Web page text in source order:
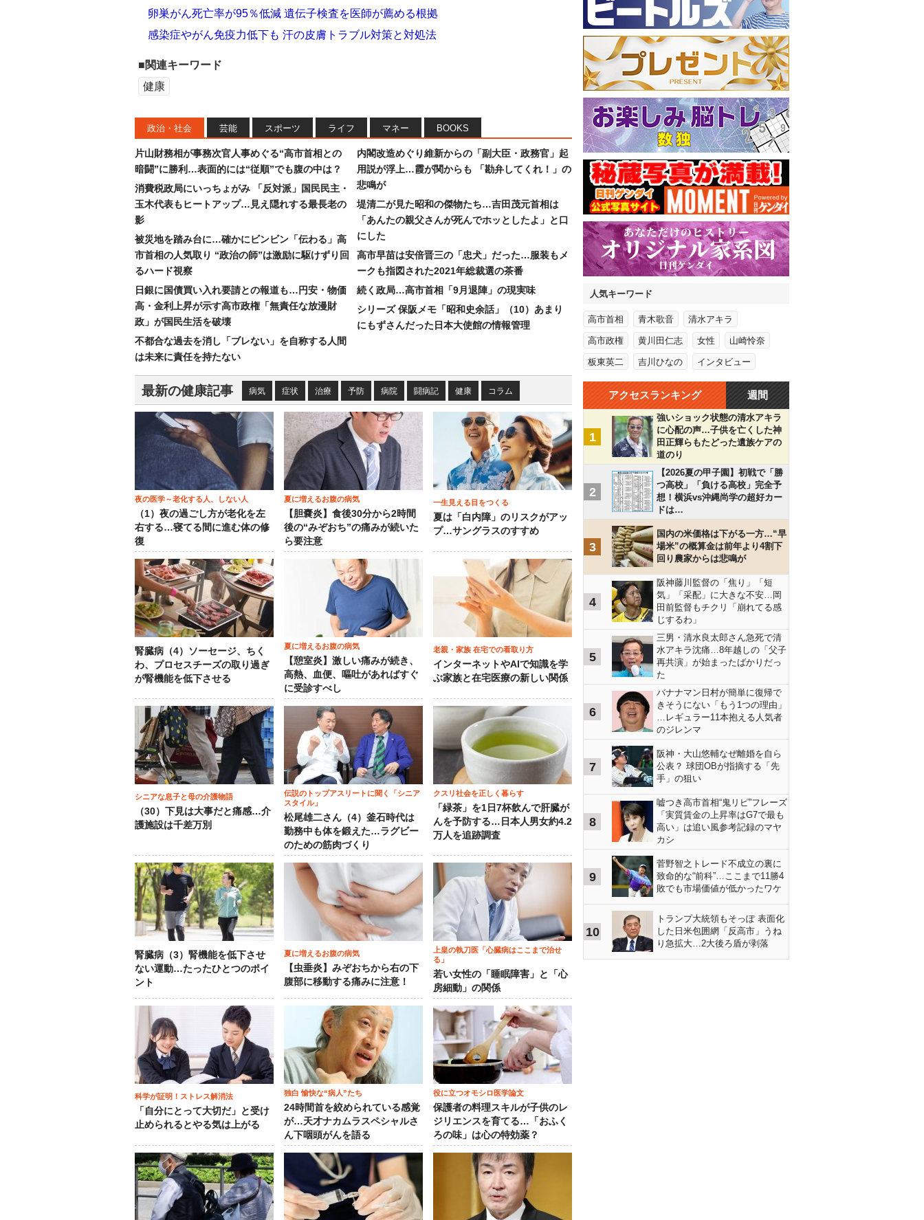
卵巣がん死亡率が95％低減 遺伝子検査を医師が薦める根拠
感染症やがん免疫力低下も 汗の皮膚トラブル対策と対処法
■関連キーワード
健康
政治・社会 芸能 スポーツ ライフ マネー BOOKS
片山財務相が事務次官人事めぐる“高市首相との
暗闘”に勝利…表面的には“従順”でも腹の中は？
消費税政局にいっちょがみ 「反対派」国民民主・
玉木代表もヒートアップ…見え隠れする最長老の
影
被災地を踏み台に…確かにビンビン「伝わる」高
市首相の人気取り “政治の師”は激励に駆けずり回
るハード視察
日銀に国債買い入れ要請との報道も…円安・物価
高・金利上昇が示す高市政権「無責任な放漫財
政」が国民生活を破壊
不都合な過去を消し「ブレない」を自称する人間
は未来に責任を持たない
内閣改造めぐり維新からの「副大臣・政務官」起
用説が浮上…霞が関からも 「勘弁してくれ！」の
悲鳴が
堤清二が見た昭和の傑物たち…吉田茂元首相は
「あんたの親父さんが死んでホッとしたよ」と口
にした
高市早苗は安倍晋三の「忠犬」だった…服装もメ
ークも指図された2021年総裁選の茶番
続く政局…高市首相「9月退陣」の現実味
シリーズ 保阪メモ「昭和史余話」（10）あまり
にもずさんだった日本大使館の情報管理
最新の健康記事 病気 症状 治療 予防 病院 闘病記 健康 コラム
夜の医学～老化する人、しない人
（1）夜の過ごし方が老化を左
右する…寝てる間に進む体の修
復
夏に増えるお腹の病気
【胆嚢炎】食後30分から2時間
後の“みぞおち”の痛みが続いた
ら要注意
一生見える目をつくる
夏は「白内障」のリスクがアッ
プ…サングラスのすすめ
腎臓病（4）ソーセージ、ちく
わ、プロセスチーズの取り過ぎ
が腎機能を低下させる
夏に増えるお腹の病気
【憩室炎】激しい痛みが続き、
高熱、血便、嘔吐があればすぐ
に受診すべし
老親・家族 在宅での看取り方
インターネットやAIで知識を学
ぶ家族と在宅医療の新しい関係
シニアな息子と母の介護物語
（30）下見は大事だと痛感…介
護施設は千差万別
伝説のトップアスリートに聞く「シニア
スタイル」
松尾雄二さん（4）釜石時代は
勤務中も体を鍛えた…ラグビー
のための筋肉づくり
クスリ社会を正しく暮らす
「緑茶」を1日7杯飲んで肝臓が
んを予防する…日本人男女約4.2
万人を追跡調査
腎臓病（3）腎機能を低下させ
ない運動…たったひとつのポイ
ント
夏に増えるお腹の病気
【虫垂炎】みぞおちから右の下
腹部に移動する痛みに注意！
上皇の執刀医「心臓病はここまで治せ
る」
若い女性の「睡眠障害」と「心
房細動」の関係
科学が証明！ストレス解消法
「自分にとって大切だ」と受け
止められるとやる気は上がる
独白 愉快な“病人”たち
24時間首を絞められている感覚
が…天才ナカムラスペシャルさ
ん下咽頭がんを語る
役に立つオモシロ医学論文
保護者の料理スキルが子供のレ
ジリエンスを育てる…「おふく
ろの味」は心の特効薬？
人気キーワード
高市首相 青木歌音 清水アキラ
高市政権 黄川田仁志 女性 山崎怜奈
板東英二 吉川ひなの インタビュー
アクセスランキング 週間
1
強いショック状態の清水アキラ
に心配の声…子供を亡くした神
田正輝らもたどった遺族ケアの
道のり
2
【2026夏の甲子園】初戦で「勝
つ高校」「負ける高校」完全予
想！横浜vs沖縄尚学の超好カー
ドは…
3
国内の米価格は下がる一方…“早
場米”の概算金は前年より4割下
回り農家からは悲鳴が
4
阪神藤川監督の「焦り」「短
気」「采配」に大きな不安…岡
田前監督もチクリ「崩れてる感
じするわ」
5
三男・清水良太郎さん急死で清
水アキラ沈痛…8年越しの「父子
再共演」が始まったばかりだっ
た
6
バナナマン日村が簡単に復帰で
きそうにない「もう1つの理由」
…レギュラー11本抱える人気者
のジレンマ
7
阪神・大山悠輔なぜ離婚を自ら
公表？ 球団OBが指摘する「先
手」の狙い
8
嘘つき高市首相“鬼リピ”フレーズ
「実質賃金の上昇率はG7で最も
高い」は追い風参考記録のマヤ
カシ
9
菅野智之トレード不成立の裏に
致命的な“前科”…ここまで11勝4
敗でも市場価値が低かったワケ
10
トランプ大統領もそっぽ 表面化
した日米包囲網「反高市」うね
り急拡大…2大後ろ盾が剥落